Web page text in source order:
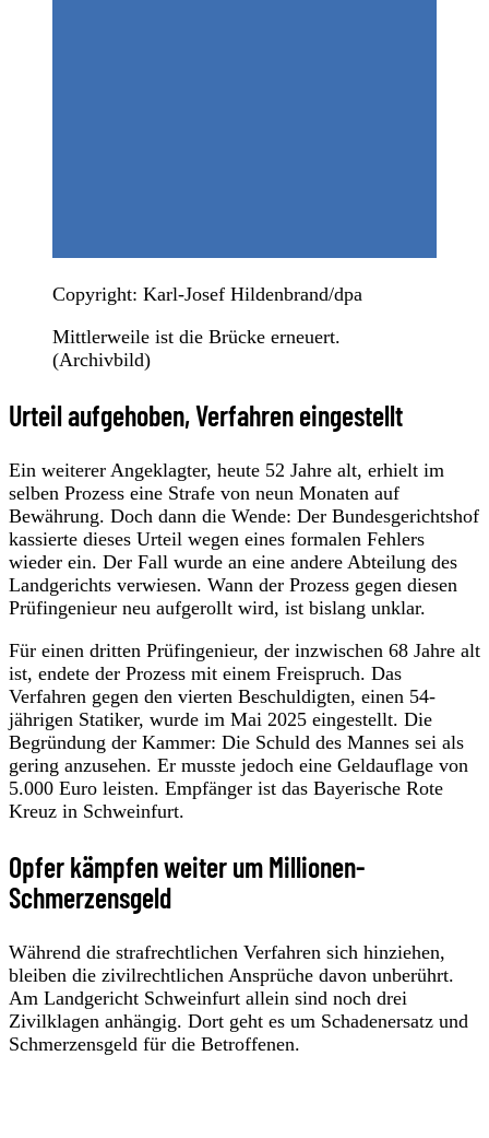
Copyright: Karl-Josef Hildenbrand/dpa
Mittlerweile ist die Brücke erneuert.
(Archivbild)
Urteil aufgehoben, Verfahren eingestellt
Ein weiterer Angeklagter, heute 52 Jahre alt, erhielt im
selben Prozess eine Strafe von neun Monaten auf
Bewährung. Doch dann die Wende: Der Bundesgerichtshof
kassierte dieses Urteil wegen eines formalen Fehlers
wieder ein. Der Fall wurde an eine andere Abteilung des
Landgerichts verwiesen. Wann der Prozess gegen diesen
Prüfingenieur neu aufgerollt wird, ist bislang unklar.
Für einen dritten Prüfingenieur, der inzwischen 68 Jahre alt
ist, endete der Prozess mit einem Freispruch. Das
Verfahren gegen den vierten Beschuldigten, einen 54-
jährigen Statiker, wurde im Mai 2025 eingestellt. Die
Begründung der Kammer: Die Schuld des Mannes sei als
gering anzusehen. Er musste jedoch eine Geldauflage von
5.000 Euro leisten. Empfänger ist das Bayerische Rote
Kreuz in Schweinfurt.
Opfer kämpfen weiter um Millionen-
Schmerzensgeld
Während die strafrechtlichen Verfahren sich hinziehen,
bleiben die zivilrechtlichen Ansprüche davon unberührt.
Am Landgericht Schweinfurt allein sind noch drei
Zivilklagen anhängig. Dort geht es um Schadenersatz und
Schmerzensgeld für die Betroffenen.